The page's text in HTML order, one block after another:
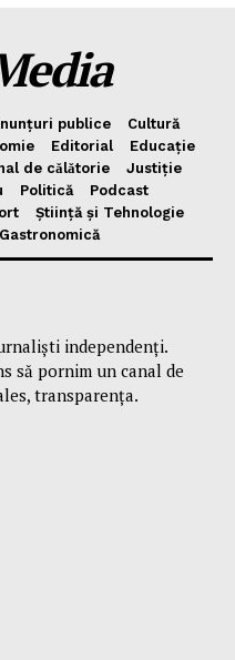
publice
Cultură
Editorial
Educație
de cǎlǎtorie
Justiție
Politică
Podcast
Știință și Tehnologie
independenți.
să pornim un canal de
transparența.